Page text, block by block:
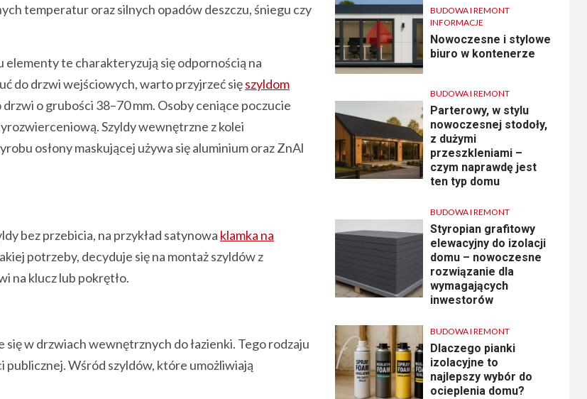
temperatur oraz silnych opadów deszczu, śniegu czy
elementy te charakteryzują się odpornością na
do drzwi wejściowych, warto przyjrzeć sięszyldom
o grubości 38–70 mm. Osoby ceniące poczucie
Szyldy wewnętrzne z kolei
osłony maskującej używa się aluminium oraz ZnAl
bez przebicia, na przykład satynowa klamka na
potrzeby, decyduje się na montaż szyldów z
na klucz lub pokrętło.
w drzwiach wewnętrznych do łazienki. Tego rodzaju
publicznej. Wśród szyldów, które umożliwiają
BUDOWA I REMONT
INFORMACJE
Nowoczesne i stylowe
biuro w kontenerze
BUDOWA I REMONT
Parterowy, w stylu
nowoczesnej stodoły,
z dużymi
przeszkleniami –
czym naprawdę jest
ten typ domu
BUDOWA I REMONT
Styropian grafitowy
elewacyjny do izolacji
domu – nowoczesne
rozwiązanie dla
wymagających
inwestorów
BUDOWA I REMONT
Dlaczego pianki
izolacyjne to
najlepszy wybór do
ocieplenia domu?